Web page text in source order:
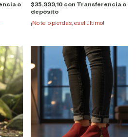
o
$35.999,10 con Transferencia o
depósito
¡No te lo pierdas, es el último!